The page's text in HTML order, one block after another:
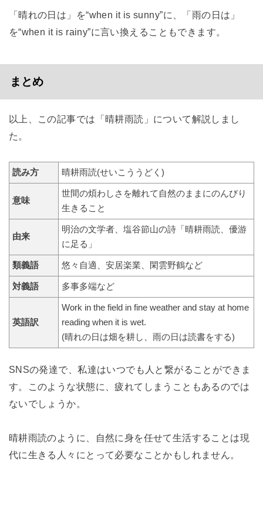
「晴れの日は」を“when it is sunny”に、「雨の日は」
を“when it is rainy”に言い換えることもできます。
まとめ
以上、この記事では「晴耕雨読」について解説しまし
た。
読み方 晴耕雨読(せいこううどく)
意味
世間の煩わしさを離れて自然のままにのんびり
生きること
由来
明治の文学者、塩谷節山の詩「晴耕雨読、優游
に足る」
類義語 悠々自適、安居楽業、閑雲野鶴など
対義語 多事多端など
英語訳
Work in the field in fine weather and stay at home
reading when it is wet.
(晴れの日は畑を耕し、雨の日は読書をする)
SNSの発達で、私達はいつでも人と繋がることができま
す。このような状態に、疲れてしまうこともあるのでは
ないでしょうか。
晴耕雨読のように、自然に身を任せて生活することは現
代に生きる人々にとって必要なことかもしれません。